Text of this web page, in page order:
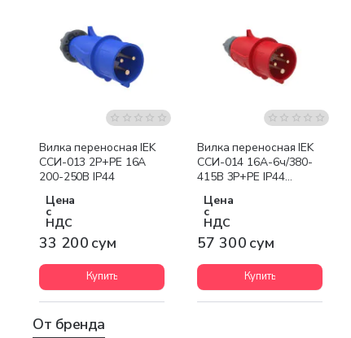
Вилка переносная IEK
ССИ-013 2P+PE 16А
200-250В IP44
Цена
с
НДС
33 200 сум
Купить
Вилка переносная IEK
ССИ-014 16А-6ч/380-
415В 3Р+РЕ IP44
Цена
с
НДС
57 300 сум
Купить
От бренда